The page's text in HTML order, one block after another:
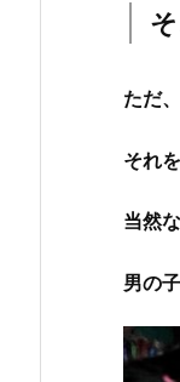
ただ
それ
当然
男の